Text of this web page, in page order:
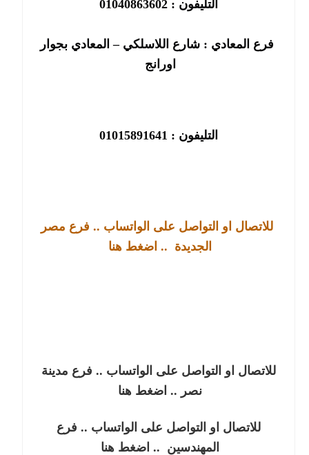
التليفون : 01040863602
فرع المعادي : شارع اللاسلكي – المعادي بجوار
اورانج
التليفون : 01015891641
للاتصال او التواصل على الواتساب .. فرع مصر
الجديدة .. اضغط هنا
نصر .. اضغط هنا
المهندسين .. اضغط هنا